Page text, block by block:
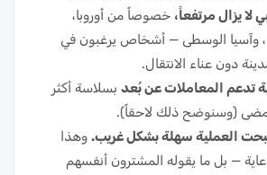
لا يزال مرتفعاً، خصوصاً من أوروبا،
وآسيا الوسطى — أشخاص يرغبون في
دون عناء الانتقال.
تدعم المعاملات عن بُعد بسلاسة أكثر
(وسنوضح ذلك لاحقاً).
العملية سهلة بشكل غريب. وهذا
— بل ما يقوله المشترون أنفسهم